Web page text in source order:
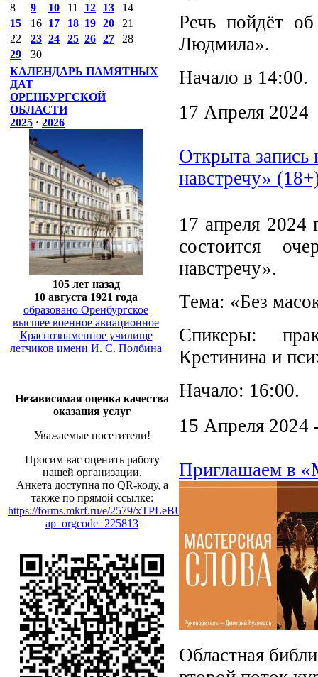
8
9 10 11 12 13
14
15
16 17 18 19 20
21
22
23 24 25 26 27
28
29
30
КАЛЕНДАРЬ ПАМЯТНЫХ
ДАТ
ОРЕНБУРГСКОЙ
ОБЛАСТИ
2025 · 2026
105 лет назад
10 августа 1921 года
образовано Оренбургское
высшее военное авиационное
Краснознаменное училище
летчиков имени И. С. Полбина
Независимая оценка качества
оказания услуг
Уважаемые посетители!
Просим вас оценить работу
нашей организации.
Анкета доступна по QR-коду, а
также по прямой ссылке:
https://forms.mkrf.ru/e/2579/xTPLeBU7/?
ap_orgcode=225813
Речь пойдёт
Людмила».
Начало в 14:00.
17 Апреля 2024
Открыта запись
навстречу»
17 апреля 2024
состоится
навстречу».
Тема: «Без
Спикеры:
Кретинина и
Начало: 16:00.
15 Апреля
Приглашаем в
Областная